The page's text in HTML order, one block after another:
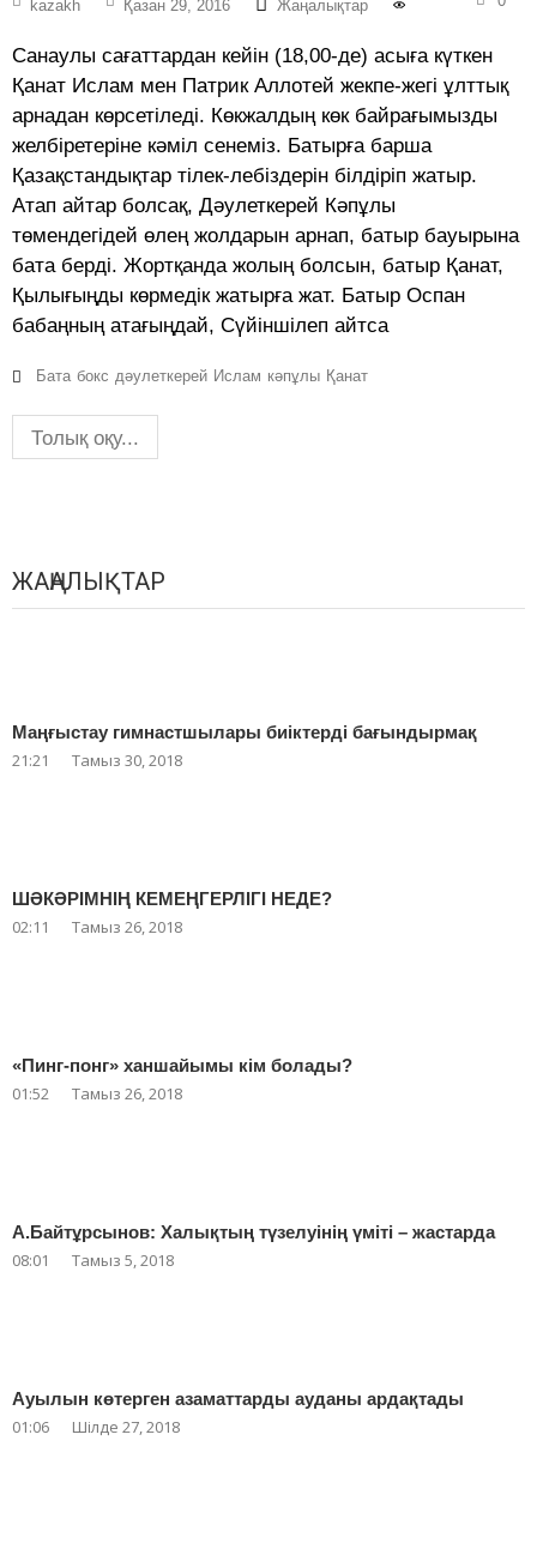
kazakh Қазан 29, 2016 Жаңалықтар
Санаулы сағаттардан кейін (18,00-де) асыға күткен
Қанат Ислам мен Патрик Аллотей жекпе-жегі ұлттық
арнадан көрсетіледі. Көкжалдың көк байрағымызды
желбіретеріне кәміл сенеміз. Батырға барша
Қазақстандықтар тілек-лебіздерін білдіріп жатыр.
Атап айтар болсақ, Дәулеткерей Кәпұлы
төмендегідей өлең жолдарын арнап, батыр бауырына
бата берді. Жортқанда жолың болсын, батыр Қанат,
Қылығыңды көрмедік жатырға жат. Батыр Оспан
бабаңның атағыңдай, Сүйіншілеп айтса
Бата бокс дәулеткерей Ислам кәпұлы Қанат
Толық оқу...
ЖАҢАЛЫҚТАР
Маңғыстау гимнастшылары биіктерді бағындырмақ
21:21 Тамыз 30, 2018
ШӘКӘРІМНІҢ КЕМЕҢГЕРЛІГІ НЕДЕ?
02:11 Тамыз 26, 2018
«Пинг-понг» ханшайымы кім болады?
01:52 Тамыз 26, 2018
А.Байтұрсынов: Халықтың түзелуінің үміті – жастарда
08:01 Тамыз 5, 2018
Ауылын көтерген азаматтарды ауданы ардақтады
01:06 Шілде 27, 2018